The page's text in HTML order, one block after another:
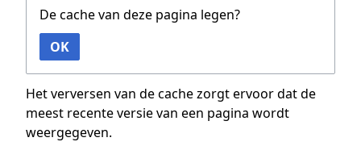
De cache van deze pagina legen?
OK
Het verversen van de cache zorgt ervoor dat de
meest recente versie van een pagina wordt
weergegeven.